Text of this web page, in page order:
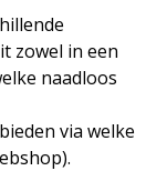
zowel in een
naadloos
via welke